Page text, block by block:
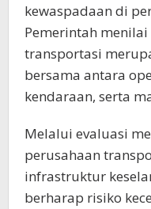
kewaspadaan di
Pemerintah
transportasi
bersama antara
kendaraan, serta
Melalui evaluasi
perusahaan
infrastruktur
berharap risiko